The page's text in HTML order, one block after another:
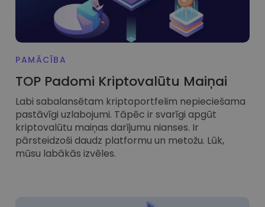
PAMĀCĪBA
TOP Padomi Kriptovalūtu Maiņai
Labi sabalansētam kriptoportfelim nepieciešama
pastāvīgi uzlabojumi. Tāpēc ir svarīgi apgūt
kriptovalūtu maiņas darījumu nianses. Ir
pārsteidzoši daudz platformu un metožu. Lūk,
mūsu labākās izvēles.
FUNKCIONALITĀTES